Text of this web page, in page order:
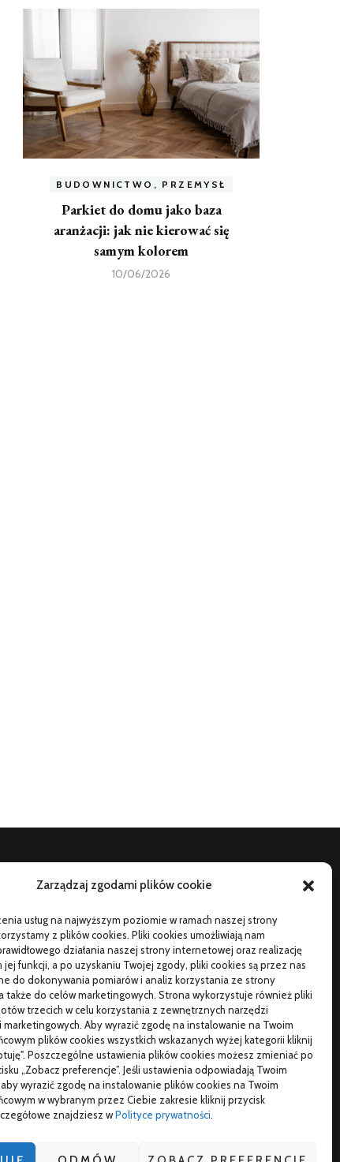
Zarządzaj zgodami plików cookie
usług na najwyższym poziomie w ramach naszej strony
z plików cookies. Pliki cookies umożliwiają nam
działania naszej strony internetowej oraz realizację
funkcji, a po uzyskaniu Twojej zgody, pliki cookies są przez nas
do dokonywania pomiarów i analiz korzystania ze strony
także do celów marketingowych. Strona wykorzystuje również pliki
trzecich w celu korzystania z zewnętrznych narzędzi
Aby wyrazić zgodę na instalowanie na Twoim
plików cookies wszystkich wskazanych wyżej kategorii kliknij
Poszczególne ustawienia plików cookies możesz zmieniać po
„Zobacz preferencje”. Jeśli ustawienia odpowiadają Twoim
wyrazić zgodę na instalowanie plików cookies na Twoim
w wybranym przez Ciebie zakresie kliknij przycisk
znajdziesz wPolityce prywatności.
BUDOWNICTWO, PRZEMYSŁ
Parkiet do domu jako baza
aranżacji: jak nie kierować się
samym kolorem
10/06/2026
oraz poetyczna Hiszpania z kamperem – gdzie
na wczasy z bliskimi?
warto wybierać śruby z ocynkiem
domy z drewna jak budować w solidny
nap